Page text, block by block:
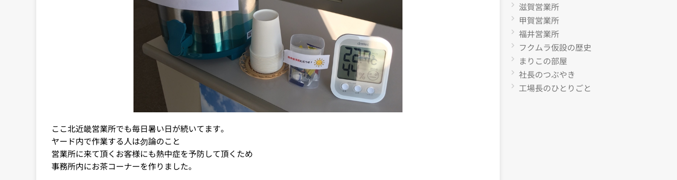
ここ北近畿営業所でも毎日暑い日が続いてます。
ヤード内で作業する人は勿論のこと
営業所に来て頂くお客様にも熱中症を予防して頂くため
事務所内にお茶コーナーを作りました。
滋賀営業所
甲賀営業所
福井営業所
フクムラ仮設の歴史
まりこの部屋
社長のつぶやき
工場長のひとりごと